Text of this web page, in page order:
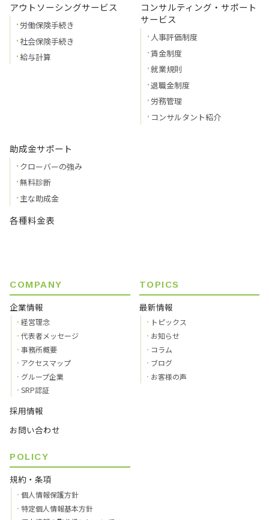
アウトソーシングサービス
労働保険手続き
社会保険手続き
給与計算
コンサルティング・サポート
サービス
人事評価制度
賃金制度
就業規則
退職金制度
労務管理
コンサルタント紹介
助成金サポート
クローバーの強み
無料診断
主な助成金
各種料金表
COMPANY
企業情報
経営理念
代表者メッセージ
事務所概要
アクセスマップ
グループ企業
SRP認証
採用情報
お問い合わせ
TOPICS
最新情報
トピックス
お知らせ
コラム
ブログ
お客様の声
POLICY
規約・条項
個人情報保護方針
特定個人情報基本方針